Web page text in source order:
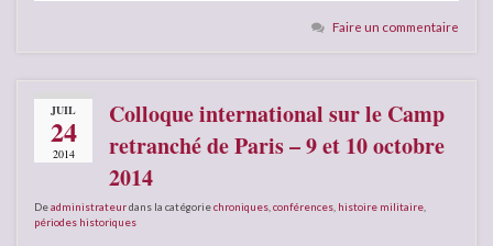
Faire un commentaire
JUIL
24
2014
Colloque international sur le Camp
retranché de Paris – 9 et 10 octobre
2014
Deadministrateurdans la catégoriechroniques conférences histoire militaire
périodes historiques